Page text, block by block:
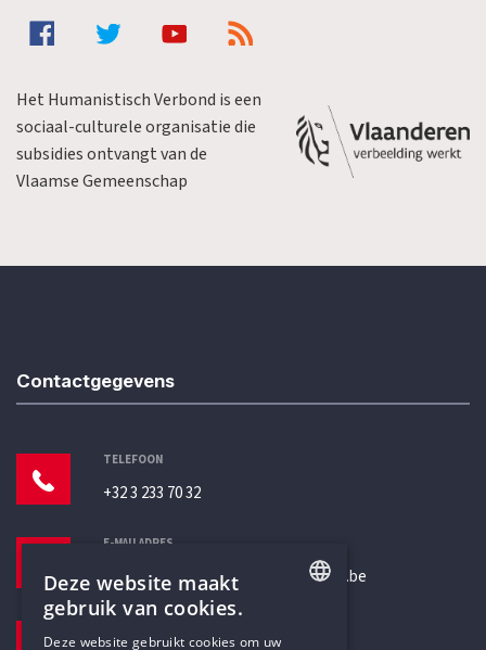
Het Humanistisch Verbond is een
sociaal-culturele organisatie die
subsidies ontvangt van de
Vlaamse Gemeenschap
Contactgegevens
TELEFOON
+32 3 233 70 32
E-MAILADRES
secretariaat@humanistischverbond.be
Deze website maakt
gebruik van cookies.
Deze website gebruikt cookies om uw